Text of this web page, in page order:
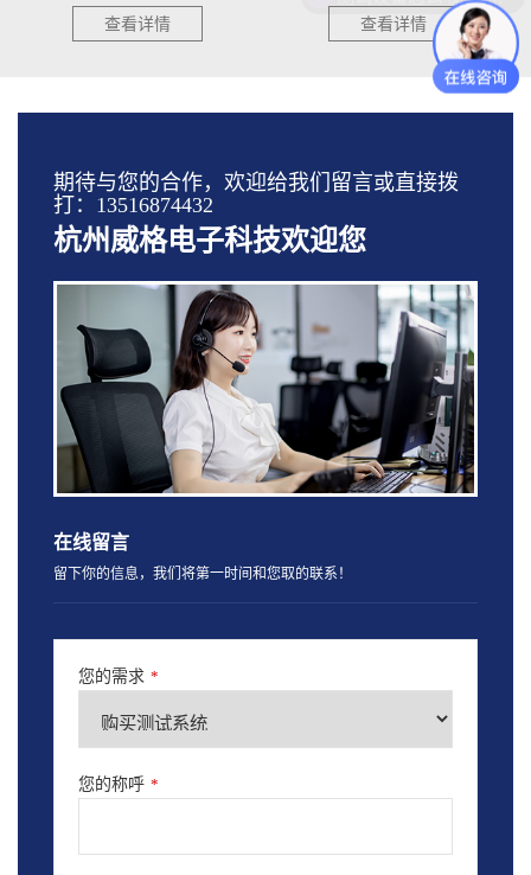
查看详情 查看详情
期待与您的合作，欢迎给我们留言或直接拨
打：13516874432
杭州威格电子科技欢迎您
在线留言
留下你的信息，我们将第一时间和您取的联系！
您的需求 *
您的称呼 *